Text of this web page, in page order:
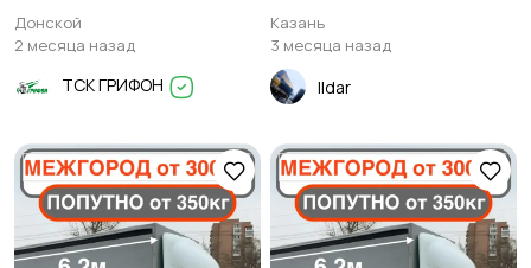
тонн
Донской
2 месяца назад
ТСК ГРИФОН
Казань
3 месяца назад
Ildar